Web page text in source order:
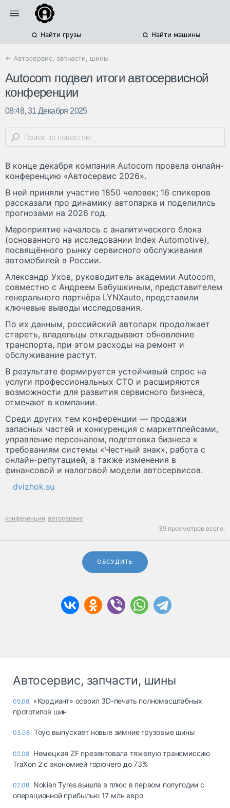
Найти грузы Найти машины
← Автосервис, запчасти, шины
Autocom подвел итоги автосервисной
конференции
08:48, 31 Декабря 2025
В конце декабря компания Autocom провела онлайн-
конференцию «Автосервис 2026».
В ней приняли участие 1850 человек; 16 спикеров
рассказали про динамику автопарка и поделились
прогнозами на 2026 год.
Мероприятие началось с аналитического блока
(основанного на исследовании Index Automotive),
посвящённого рынку сервисного обслуживания
автомобилей в России.
Александр Ухов, руководитель академии Autocom,
совместно c Андреем Бабушкиным, представителем
генерального партнёра LYNXauto, представили
ключевые выводы исследования.
По их данным, российский автопарк продолжает
стареть, владельцы откладывают обновление
транспорта, при этом расходы на ремонт и
обслуживание растут.
В результате формируется устойчивый спрос на
услуги профессиональных СТО и расширяются
возможности для развития сервисного бизнеса,
отмечают в компании.
Среди других тем конференции — продажи
запасных частей и конкуренция с маркетплейсами,
управление персоналом, подготовка бизнеса к
требованиям системы «Честный знак», работа с
онлайн-репутацией, а также изменения в
финансовой и налоговой модели автосервисов.
dvizhok.su
конференции автосервис
39 просмотров всего.
ОБСУДИТЬ
Автосервис, запчасти, шины
05.08 «Кордиант» освоил 3D-печать полномасштабных
прототипов шин
03.08 Toyo выпускает новые зимние грузовые шины
02.08 Немецкая ZF презентовала тяжелую трансмиссию
TraXon 2 с экономией горючего до 73%
02.08 Nokian Tyres вышла в плюс в первом полугодии с
операционной прибылью 17 млн евро